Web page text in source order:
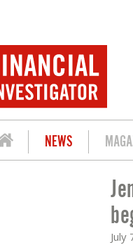
NEWS
IN AI
July